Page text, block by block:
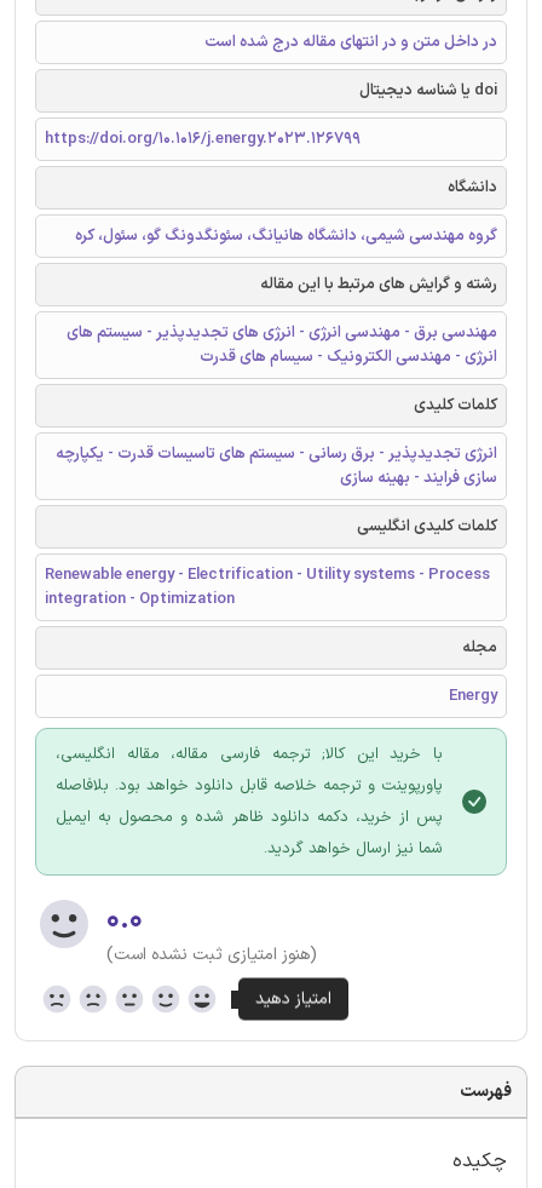
در داخل متن و در انتهای مقاله درج شده است
doi یا شناسه دیجیتال
https://doi.org/10.1016/j.energy.2023.126799
دانشگاه
گروه مهندسی شیمی، دانشگاه هانیانگ، سئونگدونگ گو، سئول، کره
رشته و گرایش های مرتبط با این مقاله
مهندسی برق - مهندسی انرژی - انرژی های تجدیدپذیر - سیستم های
انرژی - مهندسی الکترونیک - سیسام های قدرت
کلمات کلیدی
انرژی تجدیدپذیر - برق رسانی - سیستم های تاسیسات قدرت - یکپارچه
سازی فرایند - بهینه سازی
کلمات کلیدی انگلیسی
Renewable energy - Electrification - Utility systems - Process
integration - Optimization
مجله
Energy
با خرید این کالا; ترجمه فارسی مقاله، مقاله انگلیسی،
پاورپوینت و ترجمه خلاصه قابل دانلود خواهد بود. بلافاصله
پس از خرید، دکمه دانلود ظاهر شده و محصول به ایمیل
شما نیز ارسال خواهد گردید.
۰.۰
(هنوز امتیازی ثبت نشده است)
فهرست
چکیده